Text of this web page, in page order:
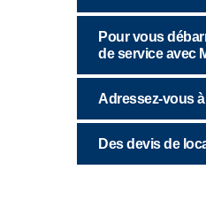
Pour vous
de service avec
Adressez-vous
Des devis de